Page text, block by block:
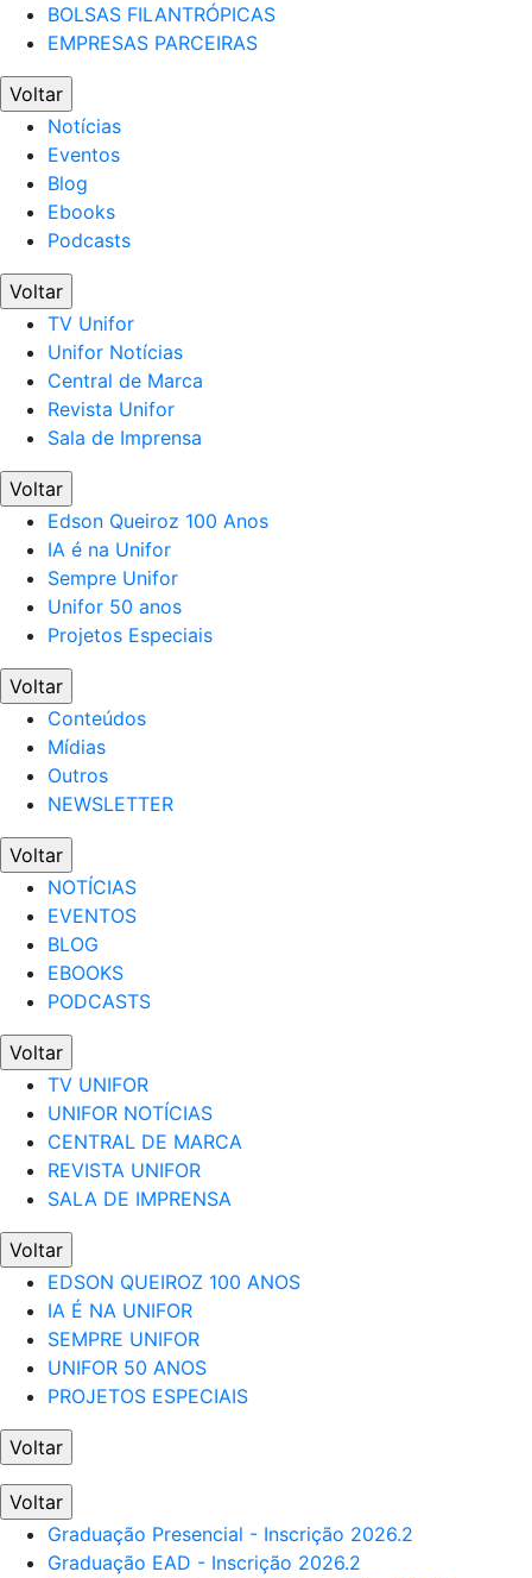
BOLSAS FILANTRÓPICAS
EMPRESAS PARCEIRAS
Voltar
Notícias
Eventos
Blog
Ebooks
Podcasts
Voltar
TV Unifor
Unifor Notícias
Central de Marca
Revista Unifor
Sala de Imprensa
Voltar
Edson Queiroz 100 Anos
IA é na Unifor
Sempre Unifor
Unifor 50 anos
Projetos Especiais
Voltar
Conteúdos
Mídias
Outros
NEWSLETTER
Voltar
NOTÍCIAS
EVENTOS
BLOG
EBOOKS
PODCASTS
Voltar
TV UNIFOR
UNIFOR NOTÍCIAS
CENTRAL DE MARCA
REVISTA UNIFOR
SALA DE IMPRENSA
Voltar
EDSON QUEIROZ 100 ANOS
IA É NA UNIFOR
SEMPRE UNIFOR
UNIFOR 50 ANOS
PROJETOS ESPECIAIS
Voltar
Voltar
Graduação Presencial - Inscrição 2026.2
Graduação EAD - Inscrição 2026.2